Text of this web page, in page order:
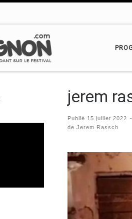
jerem
Publié 15 juillet 2022 -
de Jerem Rassch